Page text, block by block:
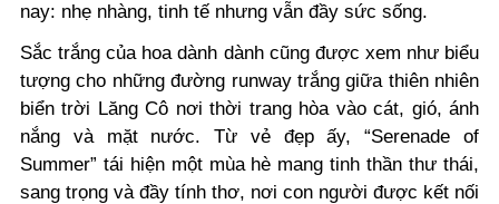
nay: nhẹ nhàng, tinh tế nhưng vẫn đầy sức sống.
Sắc trắng của hoa dành dành cũng được xem như biểu
tượng cho những đường runway trắng giữa thiên nhiên
biển trời Lăng Cô nơi thời trang hòa vào cát, gió, ánh
nắng và mặt nước. Từ vẻ đẹp ấy, “Serenade of
Summer” tái hiện một mùa hè mang tinh thần thư thái,
sang trọng và đầy tính thơ, nơi con người được kết nối